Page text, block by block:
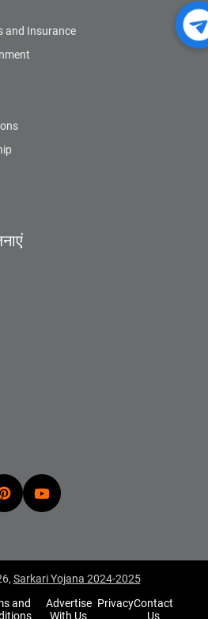
and Insurance
Sarkari Yojana 2024-2025
and
Advertise
With Us
PrivacyContact
Us